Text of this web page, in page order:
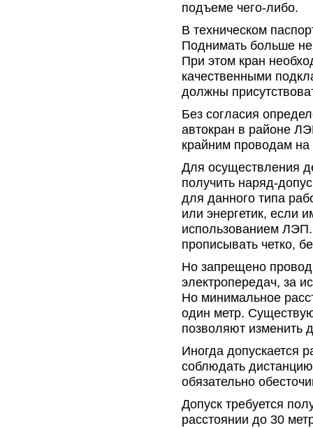
подъеме чего-либо.
В техническом
Поднимать больше
При этом кран
качественными
должны
Без согласия
автокран в районе
крайним проводам
Для осуществления
получить наряд-
для данного типа
или энергетик, если
использованием
прописывать четко,
Но запрещено
электропередач, за
Но минимальное
один метр.
позволяют изменить
Иногда допускается
соблюдать
обязательно
Допуск требуется
расстоянии до 30